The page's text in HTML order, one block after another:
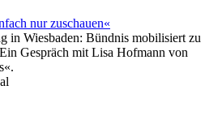
nur zuschauen«
in Wiesbaden: Bündnis mobilisiert zu
Gespräch mit Lisa Hofmann von